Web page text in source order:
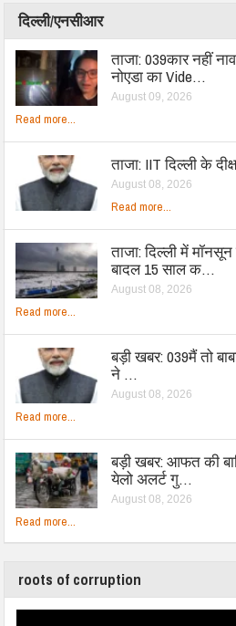
दिल्ली/एनसीआर
ताजा: 039कार नहीं
नोएडा का Vide…
August 09, 2026
Read more...
ताजा: IIT दिल्ली के
August 08, 2026
Read more...
ताजा: दिल्ली में
बादल 15 साल क…
August 08, 2026
Read more...
बड़ी खबर: 039मैं तो
ने …
August 08, 2026
Read more...
बड़ी खबर: आफत की
येलो अलर्ट गु…
August 08, 2026
Read more...
roots of corruption